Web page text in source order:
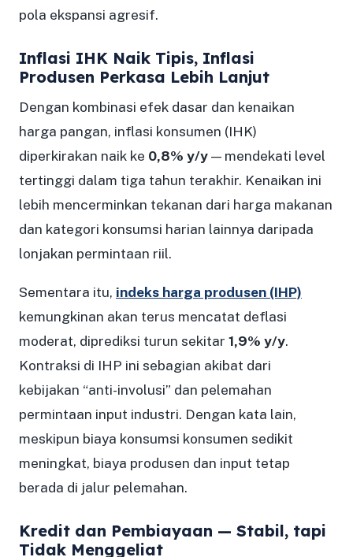
pola ekspansi agresif.
Inflasi IHK Naik Tipis, Inflasi
Produsen Perkasa Lebih Lanjut
Dengan kombinasi efek dasar dan kenaikan
harga pangan, inflasi konsumen (IHK)
diperkirakan naik ke 0,8% y/y— mendekati level
tertinggi dalam tiga tahun terakhir. Kenaikan ini
lebih mencerminkan tekanan dari harga makanan
dan kategori konsumsi harian lainnya daripada
lonjakan permintaan riil.
Sementara itu, indeks harga produsen (IHP)
kemungkinan akan terus mencatat deflasi
moderat, diprediksi turun sekitar 1,9% y/y.
Kontraksi di IHP ini sebagian akibat dari
kebijakan “anti-involusi” dan pelemahan
permintaan input industri. Dengan kata lain,
meskipun biaya konsumsi konsumen sedikit
meningkat, biaya produsen dan input tetap
berada di jalur pelemahan.
Kredit dan Pembiayaan — Stabil, tapi
Tidak Menggeliat